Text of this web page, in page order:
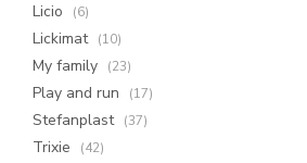
Licio (6)
Lickimat (10)
My family (23)
Play and run (17)
Stefanplast (37)
Trixie (42)